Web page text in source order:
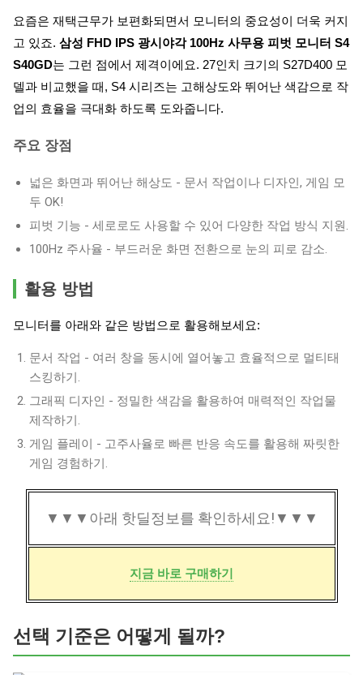
요즘은 재택근무가 보편화되면서 모니터의 중요성이 더욱 커지
고 있죠. 삼성 FHD IPS 광시야각 100Hz 사무용 피벗 모니터 S4
S40GD는 그런 점에서 제격이에요. 27인치 크기의 S27D400 모
델과 비교했을 때, S4 시리즈는 고해상도와 뛰어난 색감으로 작
업의 효율을 극대화 하도록 도와줍니다.
주요 장점
넓은 화면과 뛰어난 해상도 - 문서 작업이나 디자인, 게임 모
두 OK!
피벗 기능 - 세로로도 사용할 수 있어 다양한 작업 방식 지원.
100Hz 주사율 - 부드러운 화면 전환으로 눈의 피로 감소.
활용 방법
모니터를 아래와 같은 방법으로 활용해보세요:
문서 작업 - 여러 창을 동시에 열어놓고 효율적으로 멀티태
스킹하기.
그래픽 디자인 - 정밀한 색감을 활용하여 매력적인 작업물
제작하기.
게임 플레이 - 고주사율로 빠른 반응 속도를 활용해 짜릿한
게임 경험하기.
▼▼▼아래 핫딜정보를 확인하세요!▼▼▼
지금 바로 구매하기
선택 기준은 어떻게 될까?